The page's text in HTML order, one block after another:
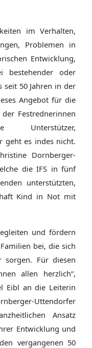
im Verhalten,
Problemen in
Entwicklung,
bestehender oder
50 Jahren in der
Angebot für die
Festrednerinnen
Unterstützer,
geht es indes nicht.
Dornberger-
die IFS in fünf
unterstützten,
Kind in Not mit
und fördern
bei, die sich
sorgen. Für diesen
allen herzlich“,
Eibl an die Leiterin
Uttendorfer
Ansatz
Entwicklung und
vergangenen 50